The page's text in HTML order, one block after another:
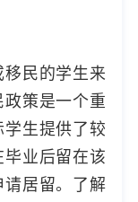
民的学生来
策是一个重
生提供了较
业后留在该
请居留。了解